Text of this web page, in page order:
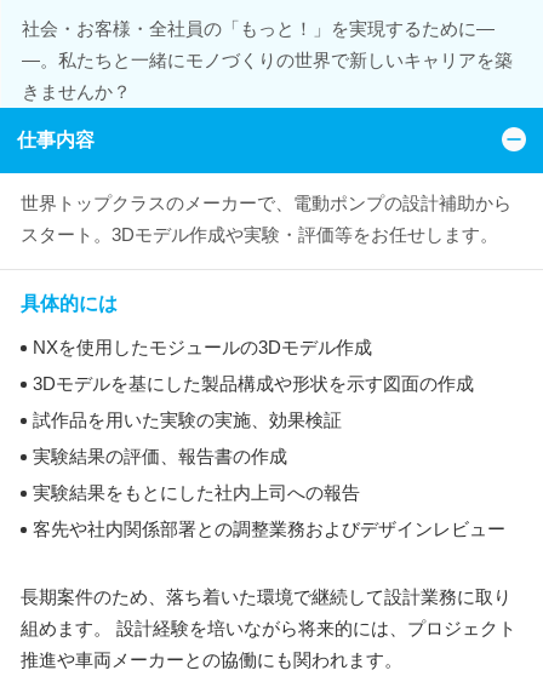
社会・お客様・全社員の「もっと！」を実現するために―
―。私たちと一緒にモノづくりの世界で新しいキャリアを築
きませんか？
仕事内容
世界トップクラスのメーカーで、電動ポンプの設計補助から
スタート。3Dモデル作成や実験・評価等をお任せします。
具体的には
NXを使用したモジュールの3Dモデル作成
3Dモデルを基にした製品構成や形状を示す図面の作成
試作品を用いた実験の実施、効果検証
実験結果の評価、報告書の作成
実験結果をもとにした社内上司への報告
客先や社内関係部署との調整業務およびデザインレビュー
長期案件のため、落ち着いた環境で継続して設計業務に取り
組めます。 設計経験を培いながら将来的には、プロジェクト
推進や車両メーカーとの協働にも関われます。